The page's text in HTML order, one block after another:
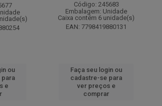
ou
e
Código: 245683
Embalagem: Unidade
Caixa contém 6 unidade(s)
EAN: 7798419880131
Faça seu login ou
cadastre-se para
ver preços e
comprar